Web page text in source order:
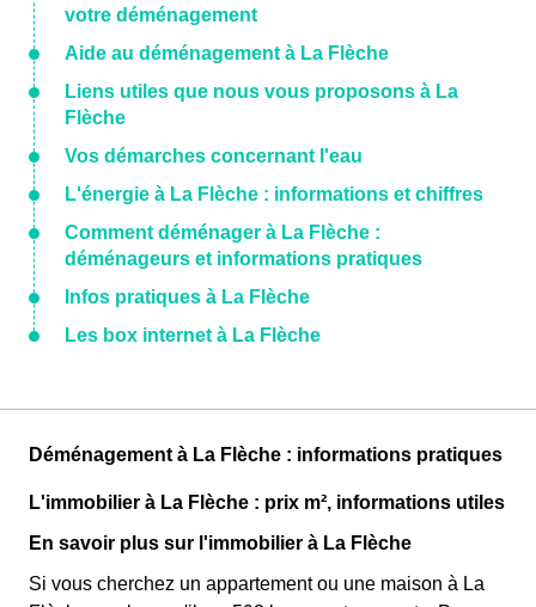
votre déménagement
Aide au déménagement à La Flèche
Liens utiles que nous vous proposons à La
Flèche
Vos démarches concernant l'eau
L'énergie à La Flèche : informations et chiffres
Comment déménager à La Flèche :
déménageurs et informations pratiques
Infos pratiques à La Flèche
Les box internet à La Flèche
Déménagement à La Flèche : informations pratiques
L'immobilier à La Flèche : prix m², informations utiles
En savoir plus sur l'immobilier à La Flèche
Si vous cherchez un appartement ou une maison à La